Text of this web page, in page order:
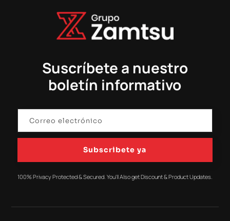
Suscríbete a nuestro
boletín informativo
Subscribete ya
100% Privacy Protected & Secured. You'll Also get Discount & Product Updates.